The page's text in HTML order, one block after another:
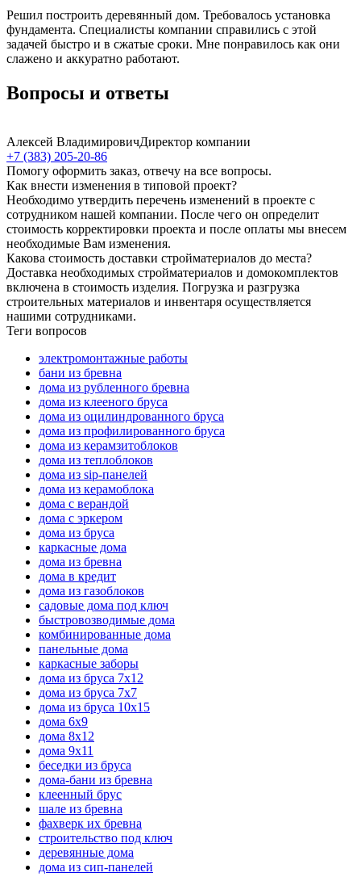
Решил построить деревянный дом. Требовалось установка
фундамента. Специалисты компании справились с этой
задачей быстро и в сжатые сроки. Мне понравилось как они
слажено и аккуратно работают.
Вопросы и ответы
Алексей ВладимировичДиректор компании
+7 (383) 205-20-86
Помогу оформить заказ, отвечу на все вопросы.
Как внести изменения в типовой проект?
Необходимо утвердить перечень изменений в проекте с
сотрудником нашей компании. После чего он определит
стоимость корректировки проекта и после оплаты мы внесем
необходимые Вам изменения.
Какова стоимость доставки стройматериалов до места?
Доставка необходимых стройматериалов и домокомплектов
включена в стоимость изделия. Погрузка и разгрузка
строительных материалов и инвентаря осуществляется
нашими сотрудниками.
Теги вопросов
электромонтажные работы
бани из бревна
дома из рубленного бревна
дома из клееного бруса
дома из оцилиндрованного бруса
дома из профилированного бруса
дома из керамзитоблоков
дома из теплоблоков
дома из sip-панелей
дома из керамоблока
дома с верандой
дома с эркером
дома из бруса
каркасные дома
дома из бревна
дома в кредит
дома из газоблоков
садовые дома под ключ
быстровозводимые дома
комбинированные дома
панельные дома
каркасные заборы
дома из бруса 7х12
дома из бруса 7х7
дома из бруса 10х15
дома 6х9
дома 8x12
дома 9х11
беседки из бруса
дома-бани из бревна
клеенный брус
шале из бревна
фахверк их бревна
строительство под ключ
деревянные дома
дома из сип-панелей